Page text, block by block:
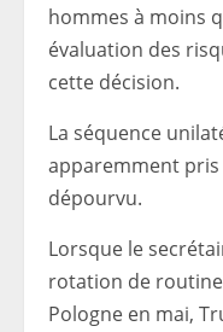
hommes à moins
évaluation des
cette décision.
La séquence
apparemment
dépourvu.
Lorsque le
rotation de
Pologne en mai,